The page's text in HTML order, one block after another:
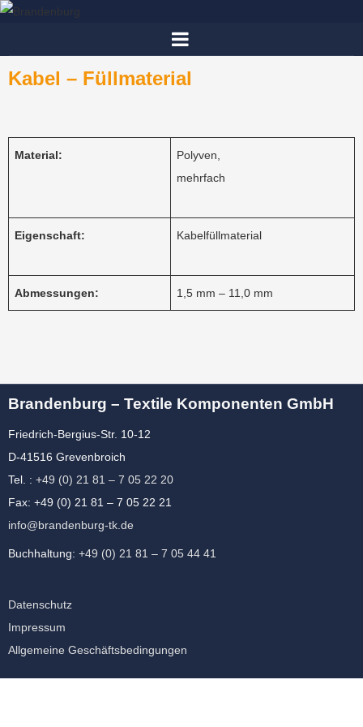
Kabel – Füllmaterial
Material:
Polyven,
mehrfach
Eigenschaft: Kabelfüllmaterial
Abmessungen: 1,5 mm – 11,0 mm
Brandenburg – Textile Komponenten GmbH
Friedrich-Bergius-Str. 10-12
D-41516 Grevenbroich
Tel. : +49 (0) 21 81 – 7 05 22 20
Fax: +49 (0) 21 81 – 7 05 22 21
info@brandenburg-tk.de
Buchhaltung: +49 (0) 21 81 – 7 05 44 41
Datenschutz
Impressum
Allgemeine Geschäftsbedingungen